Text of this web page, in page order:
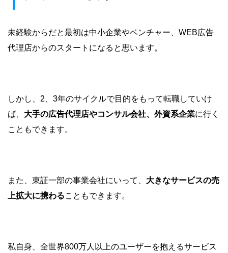
未経験からだと最初は中小企業やベンチャー、WEB広告
代理店からのスタートになると思います。
しかし、2、3年のサイクルで目的をもって転職していけ
ば、 大手の広告代理店やコンサル会社、外資系企業に行く
こともできます。
また、東証一部の事業会社にいって、 大きなサービスの売
上拡大に携わることもできます。
私自身、全世界800万人以上のユーザーを抱えるサービス